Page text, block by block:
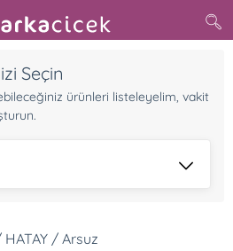
Seçin
ürünleri listeleyelim, vakit
/ Arsuz